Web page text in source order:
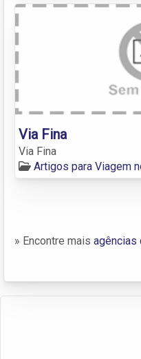
Via Fina
Via Fina
Artigos para Viagem
» Encontre mais agências